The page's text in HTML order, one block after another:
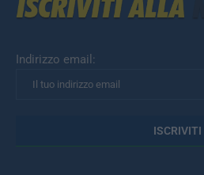
Indirizzo email: